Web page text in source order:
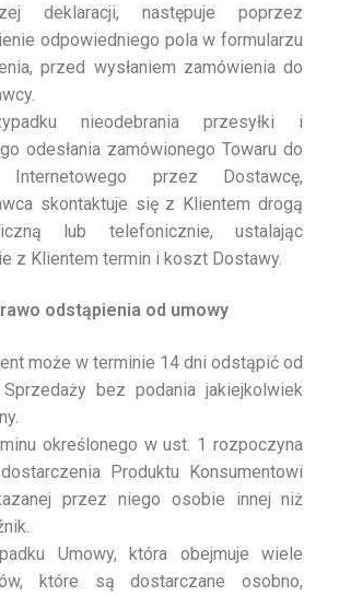
deklaracji, następuje poprzez
odpowiedniego pola w formularzu
przed wysłaniem zamówienia do
nieodebrania przesyłki i
odesłania zamówionego Towaru do
Internetowego przez Dostawcę,
skontaktuje się z Klientem drogą
lub telefonicznie, ustalając
z Klientem termin i koszt Dostawy.
odstąpienia od umowy
może w terminie 14 dni odstąpić od
bez podania jakiejkolwiek
określonego w ust. 1 rozpoczyna
Produktu Konsumentowi
przez niego osobie innej niż
Umowy, która obejmuje wiele
które są dostarczane osobno,